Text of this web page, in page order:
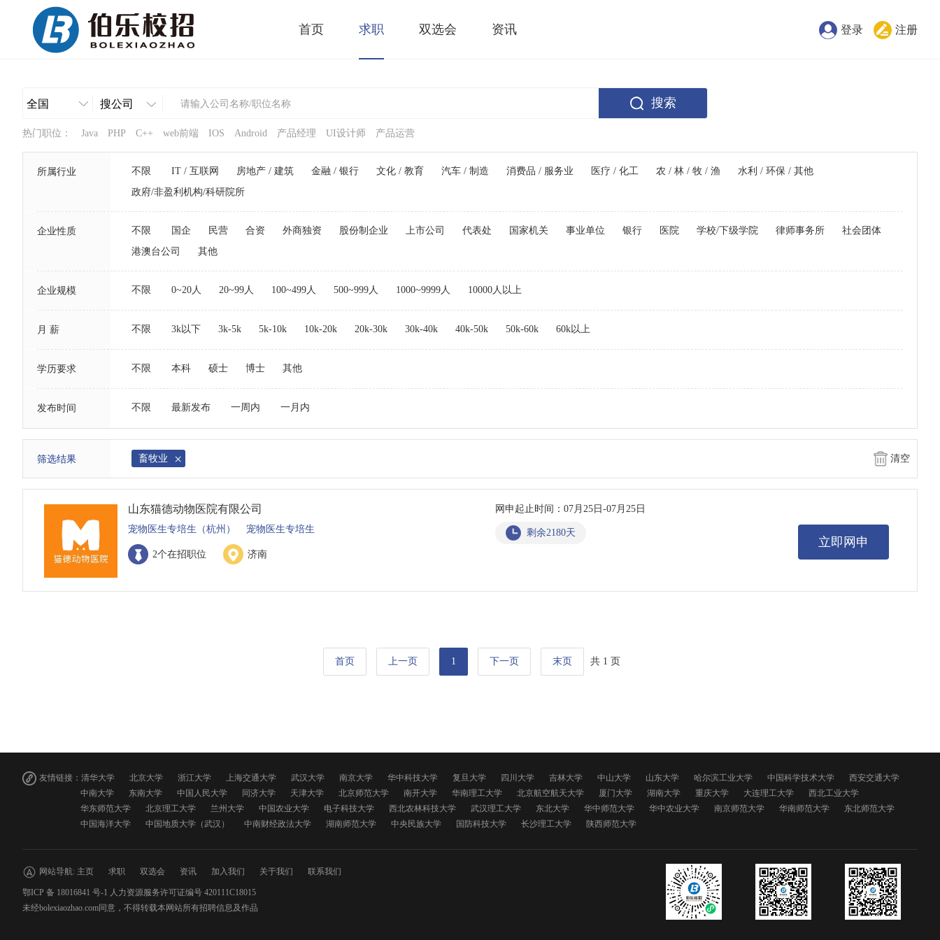
首页 求职 双选会 资讯 登录 注册
搜索
热门职位： Java PHP C++ web前端 IOS Android 产品经理 UI设计师 产品运营
所属行业 不限 IT / 互联网 房地产 / 建筑 金融 / 银行 文化 / 教育 汽车 / 制造 消费品 / 服务业 医疗 / 化工 农 / 林 / 牧 / 渔
水利 / 环保 / 其他
政府/非盈利机构/科研院所
企业性质 不限 国企 民营 合资 外商独资 股份制企业 上市公司 代表处 国家机关 事业单位 银行 医院 学校/下级学院 律师事务所
社会团体
港澳台公司
其他
企业规模 不限 0~20人 20~99人 100~499人 500~999人 1000~9999人 10000人以上
月 薪 不限 3k以下 3k-5k 5k-10k 10k-20k 20k-30k 30k-40k 40k-50k 50k-60k 60k以上
学历要求 不限 本科 硕士 博士 其他
发布时间 不限 最新发布 一周内 一月内
筛选结果 畜牧业 清空
山东猫德动物医院有限公司
宠物医生专培生（杭州） 宠物医生专培生
2个在招职位 济南
网申起止时间：07月25日-07月25日
剩余2180天
立即网申
首页 上一页 1 下一页 末页 共 1 页
友情链接： 清华大学 北京大学 浙江大学 上海交通大学 武汉大学 南京大学 华中科技大学 复旦大学 四川大学 吉林大学 中山大学 山东大学 哈尔滨工业大学 中国科学技术大学
西安交通大学
中南大学
东南大学 中国人民大学 同济大学 天津大学 北京师范大学 南开大学 华南理工大学 北京航空航天大学 厦门大学 湖南大学 重庆大学 大连理工大学
西北工业大学
华东师范大学
北京理工大学 兰州大学 中国农业大学 电子科技大学 西北农林科技大学 武汉理工大学 东北大学 华中师范大学 华中农业大学 南京师范大学 华南师范大学
东北师范大学
中国海洋大学
中国地质大学（武汉） 中南财经政法大学 湖南师范大学 中央民族大学 国防科技大学 长沙理工大学 陕西师范大学
网站导航: 主页 求职 双选会 资讯 加入我们 关于我们 联系我们
鄂ICP 备 18016841 号-1 人力资源服务许可证编号 420111C18015
未经bolexiaozhao.com同意，不得转载本网站所有招聘信息及作品